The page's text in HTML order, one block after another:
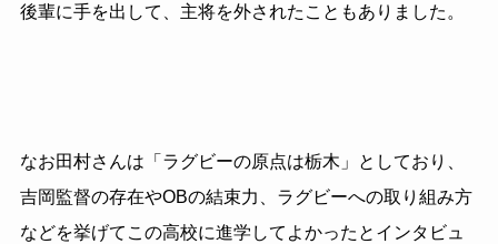
後輩に手を出して、主将を外されたこともありました。
なお田村さんは「ラグビーの原点は栃木」としており、
吉岡監督の存在やOBの結束力、ラグビーへの取り組み方
などを挙げてこの高校に進学してよかったとインタビュ